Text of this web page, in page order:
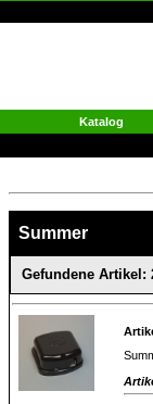
Katalog
Summer
Gefundene Artikel: